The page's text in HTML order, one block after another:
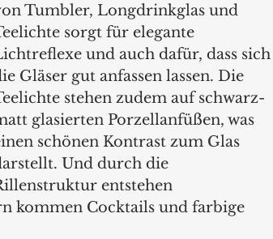
Tumbler, Longdrinkglas und
sorgt für elegante
und auch dafür, dass sich
Gläser gut anfassen lassen. Die
stehen zudem auf schwarz-
glasierten Porzellanfüßen, was
schönen Kontrast zum Glas
Und durch die
entstehen
kommen Cocktails und farbige